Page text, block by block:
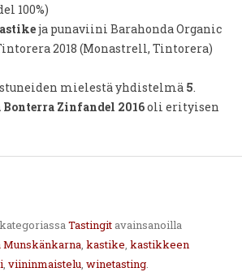
100%)
ja punaviini Barahonda Organic
2018 (Monastrell, Tintorera)
mielestä yhdistelmä 5.
Zinfandel 2016oli erityisen
kategoriassaTastingit avainsanoilla
Munskänkarna, kastike, kastikkeen
, viininmaistelu, winetasting.